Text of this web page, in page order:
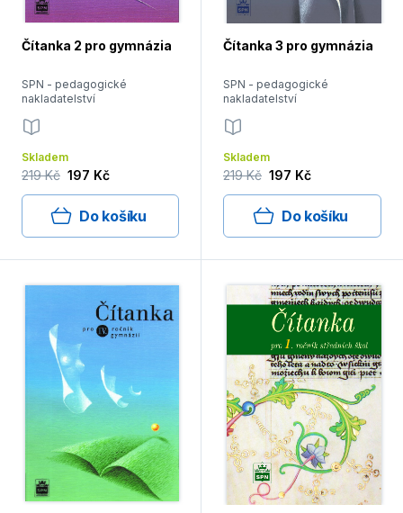
Čítanka 2 pro gymnázia
SPN - pedagogické
nakladatelství
Skladem
219 Kč 197 Kč
Do košíku
Čítanka 3 pro gymnázia
SPN - pedagogické
nakladatelství
Skladem
219 Kč 197 Kč
Do košíku